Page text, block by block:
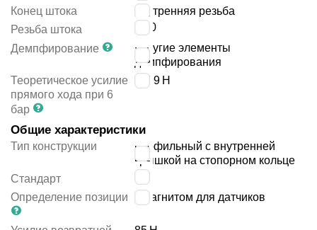
Конец штока
внутренняя резьба
Резьба штока
M10
Демпфирование
упругие элементы
демпфирования
Теоретическое усилие
прямого хода при 6
бар
2899 Н
Общие характеристики
Тип конструкции
профильный с внутренней
крышкой на стопорном кольце
Стандарт
Определение позиции
с магнитом для датчиков